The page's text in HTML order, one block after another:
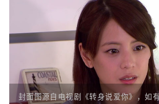
封面图源自电视剧《转身说爱你》，如